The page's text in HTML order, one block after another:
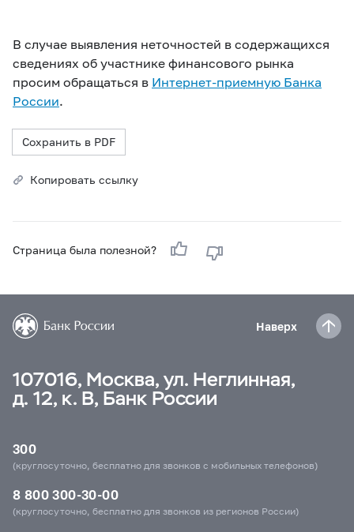
В случае выявления неточностей в содержащихся
сведениях об участнике финансового рынка
просим обращаться в Интернет-приемную Банка
России.
Сохранить в PDF
Копировать ссылку
Страница была полезной?
Наверх
107016, Москва, ул. Неглинная,
д. 12, к. В, Банк России
300
(круглосуточно, бесплатно для звонков с мобильных телефонов)
8 800 300-30-00
(круглосуточно, бесплатно для звонков из регионов России)